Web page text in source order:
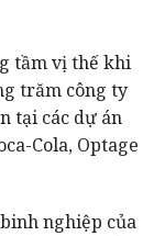
tầm vị thế khi
trăm công ty
tại các dự án
Cola, Optage
nghiệp của